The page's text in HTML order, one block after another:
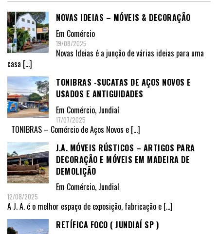
NOVAS IDEIAS – MÓVEIS & DECORAÇÃO
Em Comércio
19/08/2025
Novas Ideias é a junção de várias ideias para uma
casa […]
TONIBRAS -SUCATAS DE AÇOS NOVOS E
USADOS E ANTIGUIDADES
Em Comércio, Jundiaí
17/07/2025
TONIBRAS – Comércio de Aços Novos e […]
J.A. MÓVEIS RÚSTICOS – ARTIGOS PARA
DECORAÇÃO E MÓVEIS EM MADEIRA DE
DEMOLIÇÃO
Em Comércio, Jundiaí
12/08/2025
A J. A. é o melhor espaço de exposição, fabricação e […]
RETÍFICA FOCO ( JUNDIAÍ SP )